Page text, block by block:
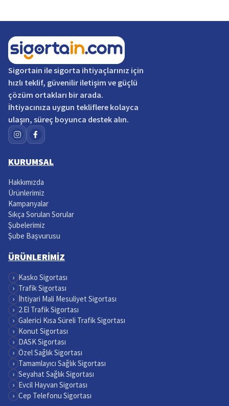
Sigortain ile sigorta ihtiyaçlarınız için
hızlı teklif, güvenilir iletişim ve güçlü
çözüm ortakları bir arada.
İhtiyacınıza uygun tekliflere kolayca
ulaşın, süreç boyunca destek alın.
KURUMSAL
Hakkımızda
Ürünlerimiz
Kampanyalar
Sıkça Sorulan Sorular
Şubelerimiz
Şube Başvurusu
ÜRÜNLERİMİZ
› Kasko Sigortası
› Trafik Sigortası
› İhtiyari Mali Mesuliyet Sigortası
› 2.El Trafik Sigortası
› Galerici Kısa Süreli Trafik Sigortası
› Konut Sigortası
› DASK Sigortası
› Özel Sağlık Sigortası
› Tamamlayıcı Sağlık Sigortası
› Seyahat Sağlık Sigortası
› Evcil Hayvan Sigortası
› Cep Telefonu Sigortası